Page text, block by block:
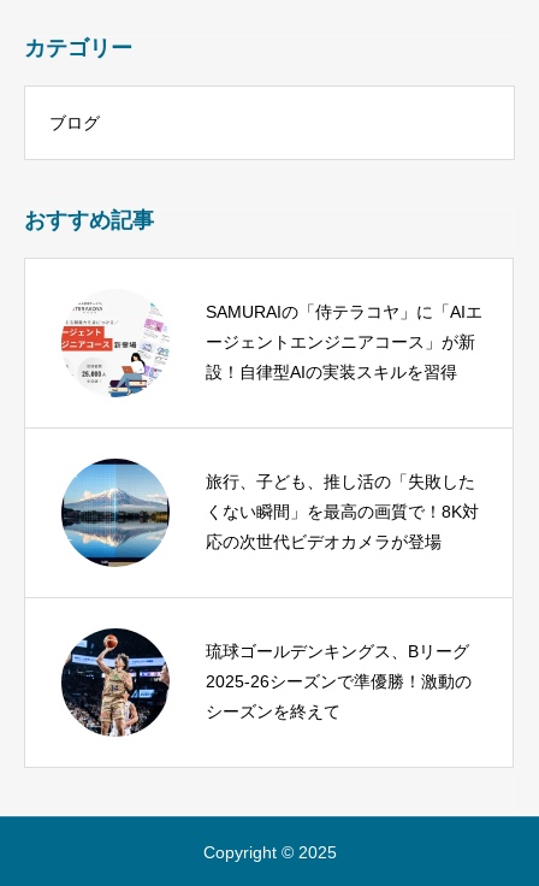
カテゴリー
ブログ
おすすめ記事
SAMURAIの「侍テラコヤ」に「AIエ
ージェントエンジニアコース」が新
設！自律型AIの実装スキルを習得
旅行、子ども、推し活の「失敗した
くない瞬間」を最高の画質で！8K対
応の次世代ビデオカメラが登場
琉球ゴールデンキングス、Bリーグ
2025-26シーズンで準優勝！激動の
シーズンを終えて
Copyright © 2025